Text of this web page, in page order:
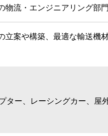
物流・エンジニアリング部
立案や構築、最適な輸送機
ター、レーシングカー、屋